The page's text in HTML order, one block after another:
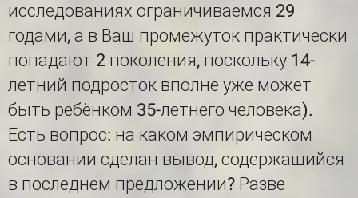
исследованиях ограничиваемся 29
годами, а в Ваш промежуток практически
попадают 2 поколения, поскольку 14-
летний подросток вполне уже может
быть ребёнком 35-летнего человека).
Есть вопрос: на каком эмпирическом
основании сделан вывод, содержащийся
в последнем предложении? Разве